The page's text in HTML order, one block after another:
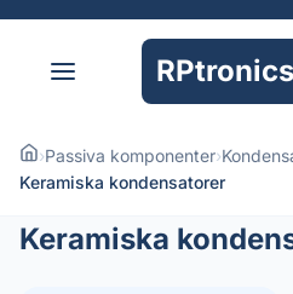
RPtronics
›Passiva komponenter›
Keramiska kondensatorer
Keramiska